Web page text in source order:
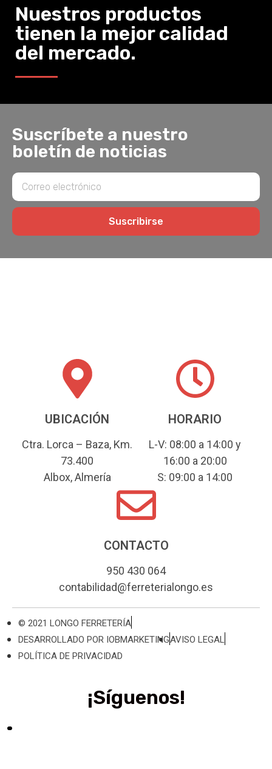
Nuestros productos
tienen la mejor calidad
del mercado.
Suscríbete a nuestro
boletín de noticias
Suscribirse
UBICACIÓN
Ctra. Lorca – Baza, Km.
73.400
Albox, Almería
HORARIO
L-V: 08:00 a 14:00 y
16:00 a 20:00
S: 09:00 a 14:00
CONTACTO
950 430 064
contabilidad@ferreterialongo.es
© 2021 LONGO FERRETERÍA
DESARROLLADO POR IOBMARKETINGAVISO LEGAL
POLÍTICA DE PRIVACIDAD
¡Síguenos!